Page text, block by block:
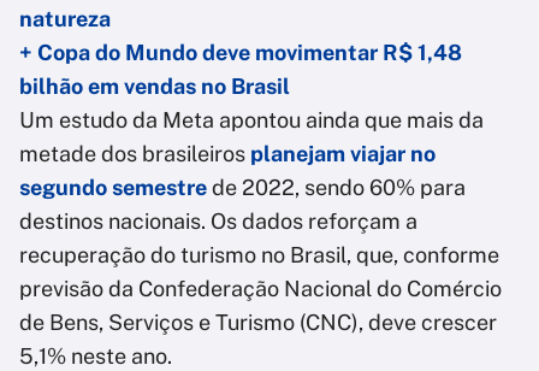
natureza
+ Copa do Mundo deve movimentar R$ 1,48
bilhão em vendas no Brasil
Um estudo da Meta apontou ainda que mais da
metade dos brasileiros planejam viajar no
segundo semestrede 2022, sendo 60% para
destinos nacionais. Os dados reforçam a
recuperação do turismo no Brasil, que, conforme
previsão da Confederação Nacional do Comércio
de Bens, Serviços e Turismo (CNC), deve crescer
5,1% neste ano.